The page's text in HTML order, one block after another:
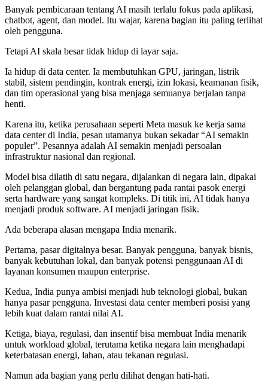
Banyak pembicaraan tentang AI masih terlalu fokus pada aplikasi,
chatbot, agent, dan model. Itu wajar, karena bagian itu paling terlihat
oleh pengguna.
Tetapi AI skala besar tidak hidup di layar saja.
Ia hidup di data center. Ia membutuhkan GPU, jaringan, listrik
stabil, sistem pendingin, kontrak energi, izin lokasi, keamanan fisik,
dan tim operasional yang bisa menjaga semuanya berjalan tanpa
henti.
Karena itu, ketika perusahaan seperti Meta masuk ke kerja sama
data center di India, pesan utamanya bukan sekadar “AI semakin
populer”. Pesannya adalah AI semakin menjadi persoalan
infrastruktur nasional dan regional.
Model bisa dilatih di satu negara, dijalankan di negara lain, dipakai
oleh pelanggan global, dan bergantung pada rantai pasok energi
serta hardware yang sangat kompleks. Di titik ini, AI tidak hanya
menjadi produk software. AI menjadi jaringan fisik.
Ada beberapa alasan mengapa India menarik.
Pertama, pasar digitalnya besar. Banyak pengguna, banyak bisnis,
banyak kebutuhan lokal, dan banyak potensi penggunaan AI di
layanan konsumen maupun enterprise.
Kedua, India punya ambisi menjadi hub teknologi global, bukan
hanya pasar pengguna. Investasi data center memberi posisi yang
lebih kuat dalam rantai nilai AI.
Ketiga, biaya, regulasi, dan insentif bisa membuat India menarik
untuk workload global, terutama ketika negara lain menghadapi
keterbatasan energi, lahan, atau tekanan regulasi.
Namun ada bagian yang perlu dilihat dengan hati-hati.